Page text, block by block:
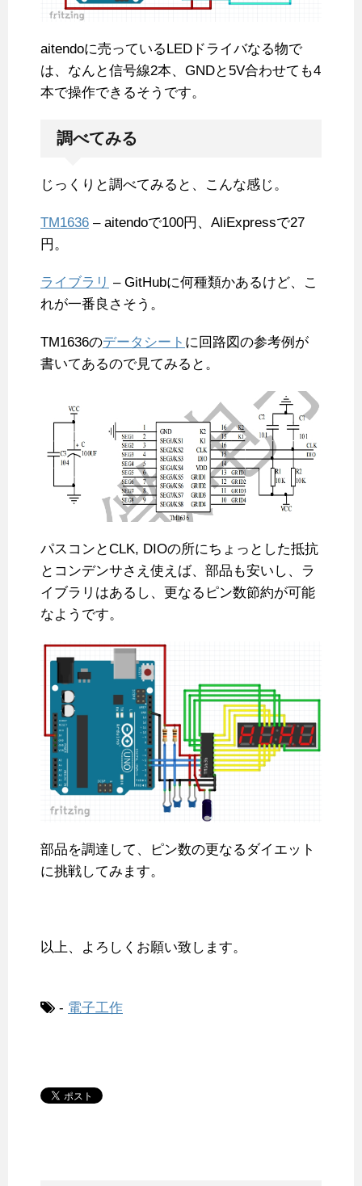
aitendoに売っているLEDドライバなる物で
は、なんと信号線2本、GNDと5V合わせても4
本で操作できるそうです。
調べてみる
じっくりと調べてみると、こんな感じ。
TM1636 – aitendoで100円、AliExpressで27
円。
ライブラリ – GitHubに何種類かあるけど、こ
れが一番良さそう。
TM1636のデータシート に回路図の参考例が
書いてあるので見てみると。
パスコンとCLK, DIOの所にちょっとした抵抗
とコンデンサさえ使えば、部品も安いし、ラ
イブラリはあるし、更なるピン数節約が可能
なようです。
部品を調達して、ピン数の更なるダイエット
に挑戦してみます。
以上、よろしくお願い致します。
- 電子工作